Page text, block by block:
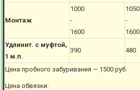
Монтаж
1000
-
1600
1050
-
1600
Удлинит. с муфтой,
1 м.п.
390 480
Цена пробного забуривания — 1500 руб.
Цена обвязки: